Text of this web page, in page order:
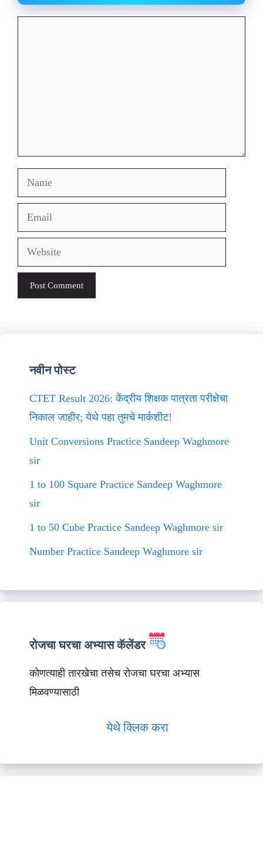
Name
Email
Website
नवीन पोस्ट
CTET Result 2026: केंद्रीय शिक्षक पात्रता परीक्षेचा
निकाल जाहीर; येथे पहा तुमचे मार्कशीट!
Unit Conversions Practice Sandeep Waghmore
sir
1 to 100 Square Practice Sandeep Waghmore
sir
1 to 50 Cube Practice Sandeep Waghmore sir
Number Practice Sandeep Waghmore sir
रोजचा घरचा अभ्यास कॅलेंडर
कोणत्याही तारखेचा तसेच रोजचा घरचा अभ्यास
मिळवण्यासाठी
येथे क्लिक करा